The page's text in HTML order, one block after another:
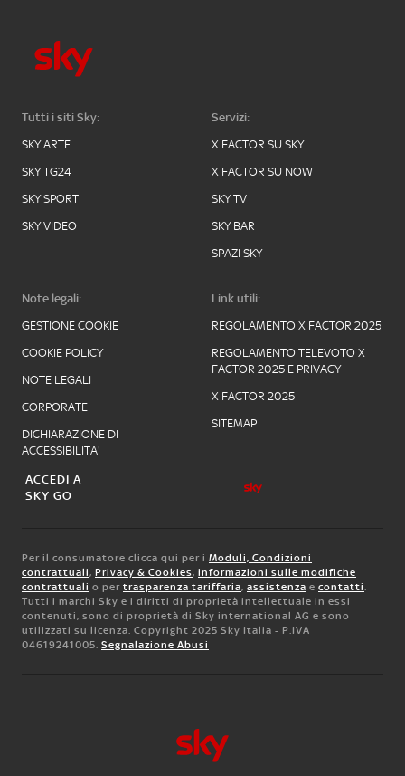
Tutti i siti Sky:
SKY ARTE
SKY TG24
SKY SPORT
SKY VIDEO
Servizi:
X FACTOR SU SKY
X FACTOR SU NOW
SKY TV
SKY BAR
SPAZI SKY
Note legali:
GESTIONE COOKIE
COOKIE POLICY
NOTE LEGALI
CORPORATE
DICHIARAZIONE DI
ACCESSIBILITA'
Link utili:
REGOLAMENTO X FACTOR 2025
REGOLAMENTO TELEVOTO X
FACTOR 2025 E PRIVACY
X FACTOR 2025
SITEMAP
ACCEDI A
SKY GO
Per il consumatore clicca qui per i Moduli, Condizioni
contrattuali, Privacy & Cookies, informazioni sulle modifiche
contrattuali o per trasparenza tariffaria, assistenza e contatti.
Tutti i marchi Sky e i diritti di proprietà intellettuale in essi
contenuti, sono di proprietà di Sky international AG e sono
utilizzati su licenza. Copyright 2025 Sky Italia - P.IVA
04619241005. Segnalazione Abusi